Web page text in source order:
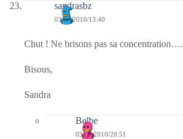
sandrasbz
03/03/2010/13:40
Chut ! Ne brisons pas sa concentration….
Bisous,
Sandra
Belbe
03/03/2010/20:51